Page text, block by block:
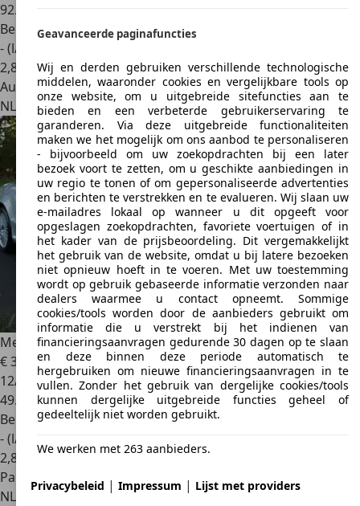
92.601 km
Benzine
- (l/100 km)
2,8
Autobedrijf
NL 7331 HKApeldoorn
Mercedes-Benz SL 55 AMGREAL COLLECTABLE
€ 38.950
12/2003
49.888 km
Benzine
- (l/100 km)
2,8
Particulier
NL 8326
Steenwijkerland
Geavanceerde paginafuncties
Wij en derden gebruiken verschillende technologische
middelen, waaronder cookies en vergelijkbare tools op
onze website, om u uitgebreide sitefuncties aan te
bieden en een verbeterde gebruikerservaring te
garanderen. Via deze uitgebreide functionaliteiten
maken we het mogelijk om ons aanbod te personaliseren
- bijvoorbeeld om uw zoekopdrachten bij een later
bezoek voort te zetten, om u geschikte aanbiedingen in
uw regio te tonen of om gepersonaliseerde advertenties
en berichten te verstrekken en te evalueren. Wij slaan uw
e-mailadres lokaal op wanneer u dit opgeeft voor
opgeslagen zoekopdrachten, favoriete voertuigen of in
het kader van de prijsbeoordeling. Dit vergemakkelijkt
het gebruik van de website, omdat u bij latere bezoeken
niet opnieuw hoeft in te voeren. Met uw toestemming
wordt op gebruik gebaseerde informatie verzonden naar
dealers waarmee u contact opneemt. Sommige
cookies/tools worden door de aanbieders gebruikt om
informatie die u verstrekt bij het indienen van
financieringsaanvragen gedurende 30 dagen op te slaan
en deze binnen deze periode automatisch te
hergebruiken om nieuwe financieringsaanvragen in te
vullen. Zonder het gebruik van dergelijke cookies/tools
kunnen dergelijke uitgebreide functies geheel of
gedeeltelijk niet worden gebruikt.
We werken met 263 aanbieders.
Privacybeleid | Impressum | Lijst met providers